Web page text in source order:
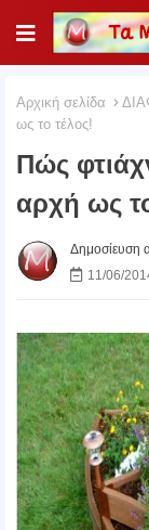
Αρχική σελίδα
ως το τέλος!
Πώς
αρχή ως
Δημοσίευση
11/06/